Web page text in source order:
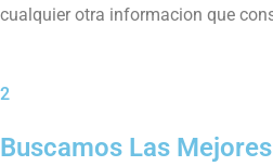
cualquier otra informacion que
2
Buscamos Las